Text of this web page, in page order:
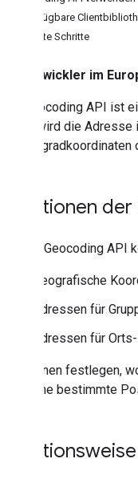
Verfügbare
Nächste Schritte
Entwickler im
Die Geocoding API ist
Damit wird die
Funktionen
Mit der Geocoding API
Geografische
Adressen für
Adressen für
Sie können festlegen,
oder eine bestimmte